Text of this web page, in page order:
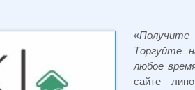
«
Торгуйте
любое
сайте